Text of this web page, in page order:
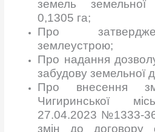
земель
0,1305 га;
Про
землеустрою;
Про надання
забудову земельної
Про внесення
Чигиринської
27.04.2023 №1333-
змін до договору